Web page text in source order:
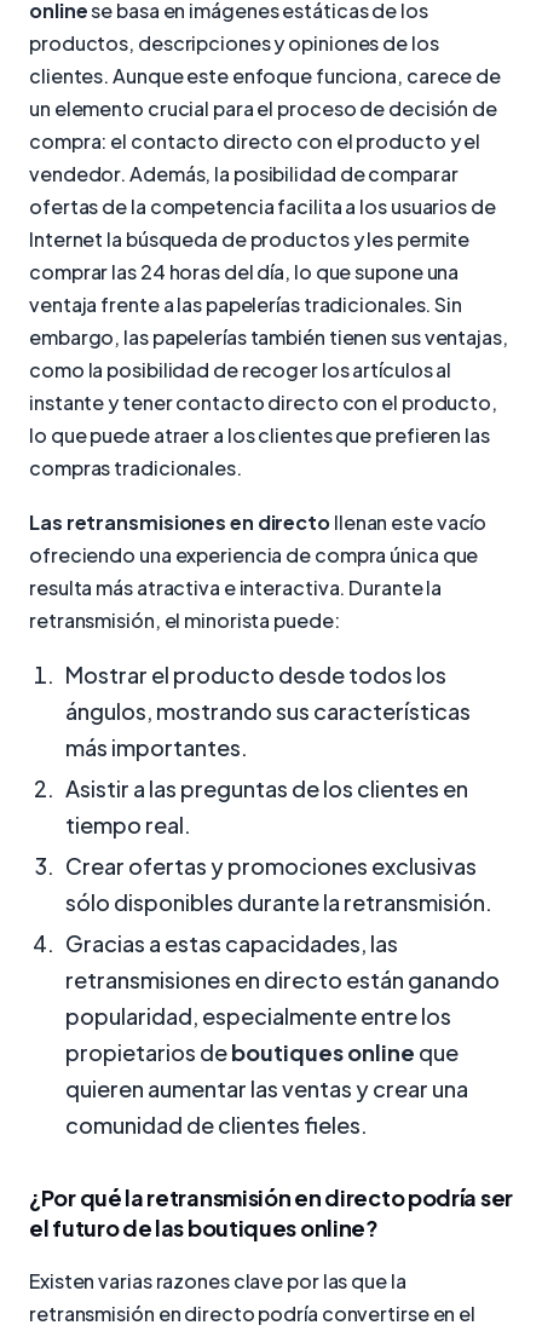
onlinese basa en imágenes estáticas de los
productos, descripciones y opiniones de los
clientes. Aunque este enfoque funciona, carece de
un elemento crucial para el proceso de decisión de
compra: el contacto directo con el producto y el
vendedor. Además, la posibilidad de comparar
ofertas de la competencia facilita a los usuarios de
Internet la búsqueda de productos y les permite
comprar las 24 horas del día, lo que supone una
ventaja frente a las papelerías tradicionales. Sin
embargo, las papelerías también tienen sus ventajas,
como la posibilidad de recoger los artículos al
instante y tener contacto directo con el producto,
lo que puede atraer a los clientes que prefieren las
compras tradicionales.
Las retransmisiones en directollenan este vacío
ofreciendo una experiencia de compra única que
resulta más atractiva e interactiva. Durante la
retransmisión, el minorista puede:
Mostrar el producto desde todos los
ángulos, mostrando sus características
más importantes.
Asistir a las preguntas de los clientes en
tiempo real.
Crear ofertas y promociones exclusivas
sólo disponibles durante la retransmisión.
Gracias a estas capacidades, las
retransmisiones en directo están ganando
popularidad, especialmente entre los
propietarios deboutiques online que
quieren aumentar las ventas y crear una
comunidad de clientes fieles.
¿Por qué la retransmisión en directo podría ser
el futuro de las boutiques online?
Existen varias razones clave por las que la
retransmisión en directo podría convertirse en el